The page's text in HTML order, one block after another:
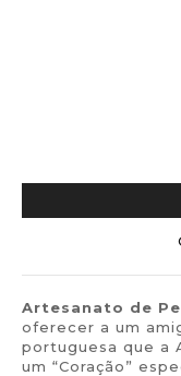
Artesanato de
oferecer a um
portuguesa que a
um “Coração”